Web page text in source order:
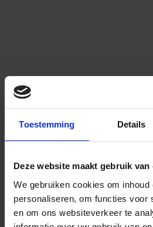
Toestemming Details
Deze website maakt gebruik van
We gebruiken cookies om inhoud
personaliseren, om functies voor
en om ons websiteverkeer te